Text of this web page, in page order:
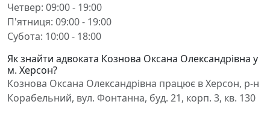
Четвер: 09:00 - 19:00
П'ятниця: 09:00 - 19:00
Субота: 10:00 - 18:00
Як знайти адвоката Кознова Оксана Олександрівна у
м. Херсон?
Кознова Оксана Олександрівна працює в Херсон, р-н
Корабельний, вул. Фонтанна, буд. 21, корп. 3, кв. 130